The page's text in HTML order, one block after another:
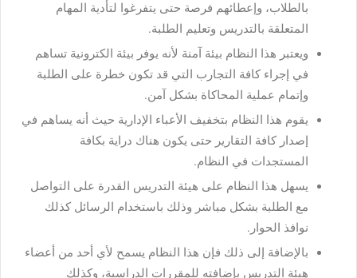
بالطلاب، وإعطائهم فرصة حتى يتفرغوا لتأدية المهام
المتعلقة بالتدريس وتعليم الطلبة.
ويعتبر هذا النظام بيئة آمنة لأنه يوفر بيئة الكترونية تساهم
في إجراء كافة التجارب التي قد تكون خطرة على الطلبة
وإتمام عملية المحاكاة بشكل آمن.
يقوم هذا النظام بتخفيف الأعباء الإدارية حيث أنه يساهم في
إصدار كافة التقارير حتى يكون هناك دراية بكافة
المستجدات في النظام.
يسهل هذا النظام على هيئة التدريس القدرة على التواصل
مع الطلبة بشكل مباشر وذلك باستخدام الرسائل كذلك
نوافذ الحوار.
بالإضافة إلى ذلك فإن هذا النظام يسمح لأي أحد من أعضاء
هيئة التدريس بإضافته للمقررات الدراسية، وكذلك